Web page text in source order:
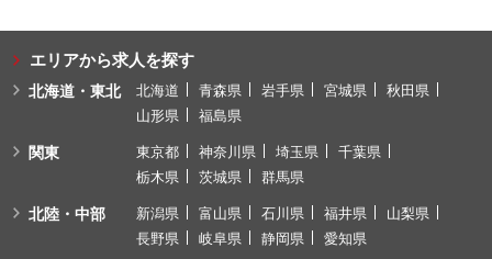
エリアから求人を探す
北海道・東北 北海道 青森県 岩手県 宮城県
秋田県
山形県
福島県
関東 東京都 神奈川県 埼玉県
千葉県
栃木県
茨城県 群馬県
北陸・中部 新潟県 富山県 石川県 福井県
山梨県
長野県
岐阜県 静岡県 愛知県